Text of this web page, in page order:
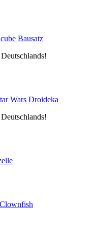
Bausatz
Wars Droideka